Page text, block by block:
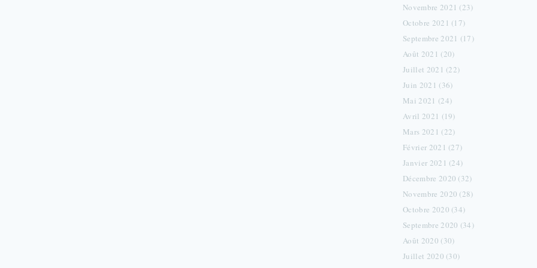
Novembre 2021 (23)
Octobre 2021 (17)
Septembre 2021 (17)
Août 2021 (20)
Juillet 2021 (22)
Juin 2021 (36)
Mai 2021 (24)
Avril 2021 (19)
Mars 2021 (22)
Février 2021 (27)
Janvier 2021 (24)
Décembre 2020 (32)
Novembre 2020 (28)
Octobre 2020 (34)
Septembre 2020 (34)
Août 2020 (30)
Juillet 2020 (30)